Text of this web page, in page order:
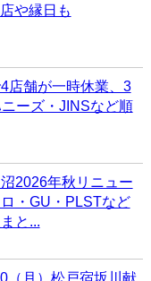
や縁日も
店舗が一時休業、3
ーズ・JINSなど順
2026年秋リニュー
・GU・PLSTなど
と...
（月）松戸宿坂川献